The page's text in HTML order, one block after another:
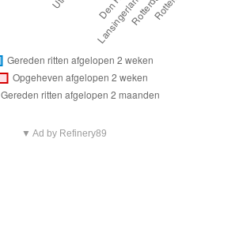
▼ Ad by Refinery89